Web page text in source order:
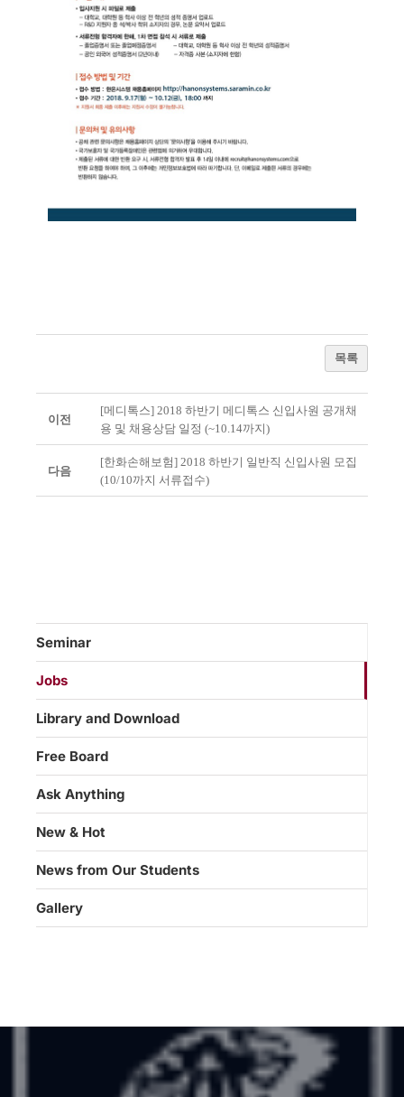
목록
이전
[메디톡스] 2018 하반기 메디톡스 신입사원 공개채
용 및 채용상담 일정 (~10.14까지)
다음
[한화손해보험] 2018 하반기 일반직 신입사원 모집
(10/10까지 서류접수)
Seminar
Jobs
Library and Download
Free Board
Ask Anything
New & Hot
News from Our Students
Gallery